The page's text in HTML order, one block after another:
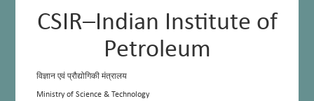
CSIR–Indian Institute of
Petroleum
विज्ञान एवं प्रौद्योगिकी मंत्रालय
Ministry of Science & Technology